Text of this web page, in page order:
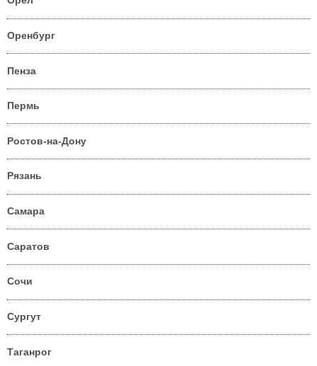
Оренбург
Пенза
Пермь
Ростов-на-Дону
Рязань
Самара
Саратов
Сочи
Сургут
Таганрог